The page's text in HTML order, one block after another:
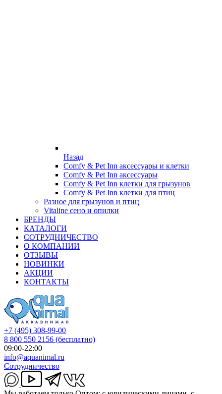
Назад
Comfy & Pet Inn аксессуары и клетки
Comfy & Pet Inn аксессуары
Comfy & Pet Inn клетки для грызунов
Comfy & Pet Inn клетки для птиц
Разное для грызунов и птиц
Vitaline сено и опилки
БРЕНДЫ
КАТАЛОГИ
СОТРУДНИЧЕСТВО
О КОМПАНИИ
ОТЗЫВЫ
НОВИНКИ
АКЦИИ
КОНТАКТЫ
+7 (495) 308-99-00
8 800 550 2156 (бесплатно)
09:00-22:00
info@aquanimal.ru
Сотрудничество